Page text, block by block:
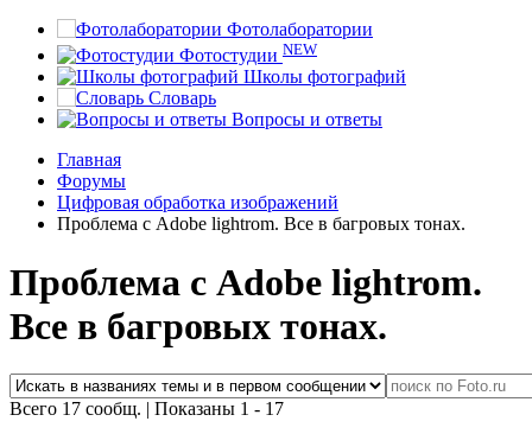
Фотолаборатории
Фотостудии NEW
Школы фотографий
Словарь
Вопросы и ответы
Главная
Форумы
Цифровая обработка изображений
Проблема с Adobe lightrom. Все в багровых тонах.
Проблема с Adobe lightrom.
Все в багровых тонах.
Всего 17 сообщ. | Показаны 1 - 17